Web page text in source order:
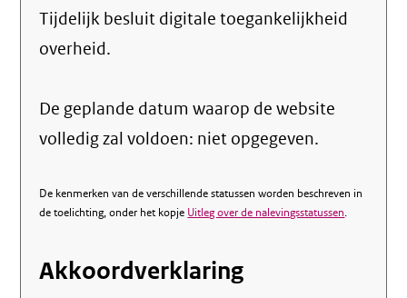
Tijdelijk besluit digitale toegankelijkheid
overheid.
De geplande datum waarop de website
volledig zal voldoen: niet opgegeven.
De kenmerken van de verschillende statussen worden beschreven in
de toelichting, onder het kopje Uitleg over de nalevingsstatussen.
Akkoordverklaring